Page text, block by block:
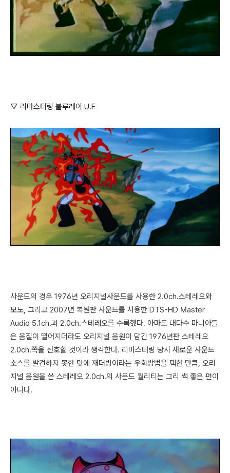
▽ 리마스터링 블루레이 U.E
사운드의 경우 1976년 오리지널사운드를 사용한 2.0ch.스테레오와
모노, 그리고 2007년 복원판 사운드를 사용한 DTS-HD Master
Audio 5.1ch.과 2.0ch.스테레오를 수록했다. 아마도 대다수 마니아들
은 음질이 떨어지더라도 오리지널 음원이 담긴 1976년판 스테레오
2.0ch.쪽을 선호할 것이라 생각한다. 리마스터링 당시 새로운 사운드
소스를 발견하지 못한 탓에 재더빙이라는 우회방법을 택한 만큼, 오리
지널 음원을 쓴 스테레오 2.0ch.의 사운드 퀄리티는 그리 썩 좋은 편이
아니다.